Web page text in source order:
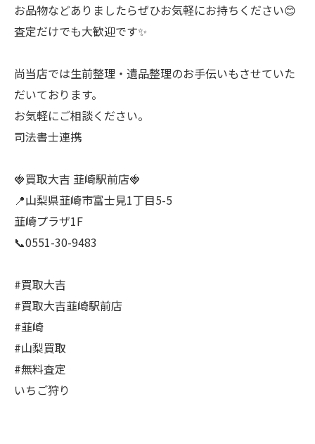
お品物などありましたらぜひお気軽にお持ちください😊
査定だけでも大歓迎です✨
尚当店では生前整理・遺品整理のお手伝いもさせていた
だいております。
お気軽にご相談ください。
司法書士連携
🍓買取大吉 韮崎駅前店🍓
📍山梨県韮崎市富士見1丁目5-5
韮崎プラザ1F
📞0551-30-9483
#買取大吉
#買取大吉韮崎駅前店
#韮崎
#山梨買取
#無料査定
いちご狩り